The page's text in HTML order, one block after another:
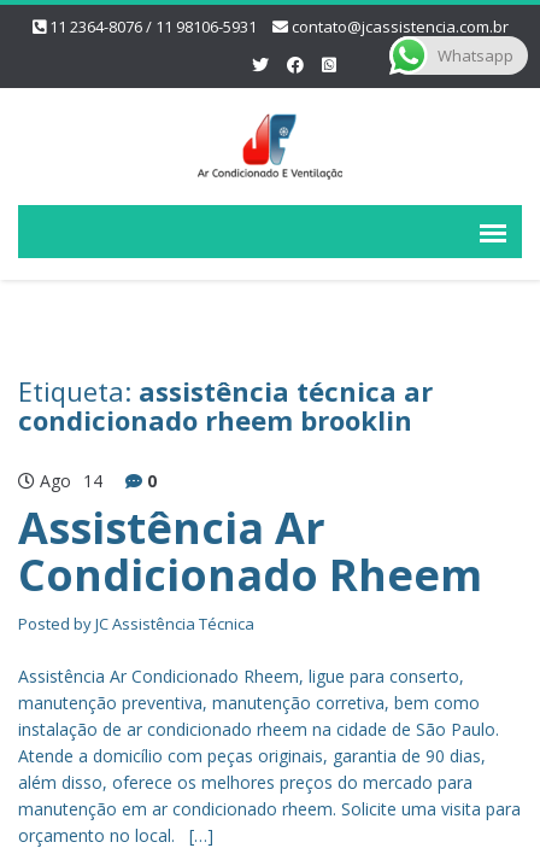
11 2364-8076 / 11 98106-5931 contato@jcassistencia.com.br
Etiqueta: assistência técnica ar
condicionado rheem brooklin
Ago 14 0
Assistência Ar
Condicionado Rheem
Posted byJC Assistência Técnica
Assistência Ar Condicionado Rheem, ligue para conserto,
manutenção preventiva, manutenção corretiva, bem como
instalação de ar condicionado rheem na cidade de São Paulo.
Atende a domicílio com peças originais, garantia de 90 dias,
além disso, oferece os melhores preços do mercado para
manutenção em ar condicionado rheem. Solicite uma visita para
orçamento no local. […]
Whatsapp